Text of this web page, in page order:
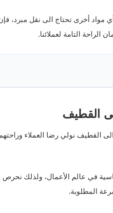
أي مواد أخرى تحتاج الى نقل
الراحة التامة لعملائنا.
القطيف
نولي رضا العملاء وراحتهم
في عالم الأعمال، ولذلك نحرص
المطلوبة.